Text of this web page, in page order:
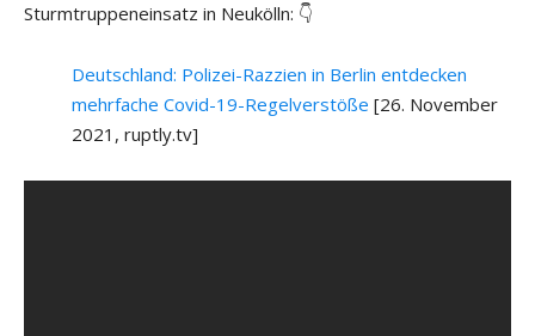
Sturmtruppeneinsatz in Neukölln: 👇
Deutschland: Polizei-Razzien in Berlin entdecken
mehrfache Covid-19-Regelverstöße [26. November
2021, ruptly.tv]